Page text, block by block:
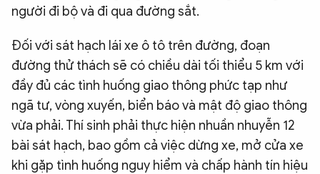
người đi bộ và đi qua đường sắt.
Đối với sát hạch lái xe ô tô trên đường, đoạn
đường thử thách sẽ có chiều dài tối thiểu 5 km với
đầy đủ các tình huống giao thông phức tạp như
ngã tư, vòng xuyến, biển báo và mật độ giao thông
vừa phải. Thí sinh phải thực hiện nhuần nhuyễn 12
bài sát hạch, bao gồm cả việc dừng xe, mở cửa xe
khi gặp tình huống nguy hiểm và chấp hành tín hiệu